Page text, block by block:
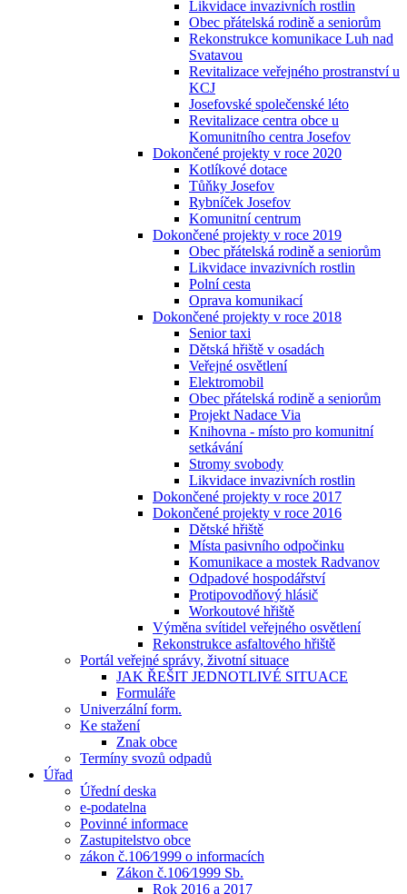
Likvidace invazivních rostlin
Obec přátelská rodině a seniorům
Rekonstrukce komunikace Luh nad
Svatavou
Revitalizace veřejného prostranství u
KCJ
Josefovské společenské léto
Revitalizace centra obce u
Komunitního centra Josefov
Dokončené projekty v roce 2020
Kotlíkové dotace
Tůňky Josefov
Rybníček Josefov
Komunitní centrum
Dokončené projekty v roce 2019
Obec přátelská rodině a seniorům
Likvidace invazivních rostlin
Polní cesta
Oprava komunikací
Dokončené projekty v roce 2018
Senior taxi
Dětská hřiště v osadách
Veřejné osvětlení
Elektromobil
Obec přátelská rodině a seniorům
Projekt Nadace Via
Knihovna - místo pro komunitní
setkávání
Stromy svobody
Likvidace invazivních rostlin
Dokončené projekty v roce 2017
Dokončené projekty v roce 2016
Dětské hřiště
Místa pasivního odpočinku
Komunikace a mostek Radvanov
Odpadové hospodářství
Protipovodňový hlásič
Workoutové hřiště
Výměna svítidel veřejného osvětlení
Rekonstrukce asfaltového hřiště
Portál veřejné správy, životní situace
JAK ŘEŠIT JEDNOTLIVÉ SITUACE
Formuláře
Univerzální form.
Ke stažení
Znak obce
Termíny svozů odpadů
Úřad
Úřední deska
e-podatelna
Povinné informace
Zastupitelstvo obce
zákon č.106⁄1999 o informacích
Zákon č.106⁄1999 Sb.
Rok 2016 a 2017